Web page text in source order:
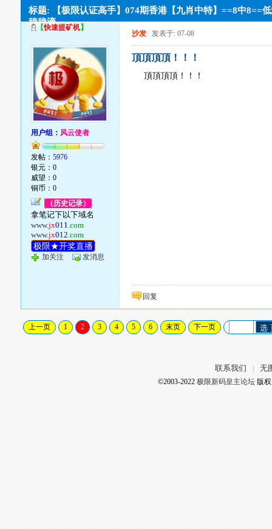
标题: 【极限认证高手】074期香港【九肖中特】==8中8==
稳稳滴。
【快速提矿机】
用户组： 风云使者
发帖：5976
银元：0
威望：0
铜币：0
（历史记录）
拿笔记下以下域名
www.jx011.com
www.jx012.com
极限★开奖直播
加关注 发消息
沙发 发表于: 07-08
頂頂頂頂！！！
頂頂頂頂！！！
回复
上一页 1 2 3 4 5 6 末页 下一页 选
联系我们 无
©2003-2022 极限新码皇主论坛版权